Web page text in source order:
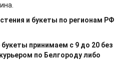
и букеты по регионам РФ
принимаем с 9 до 20 без
по Белгороду либо